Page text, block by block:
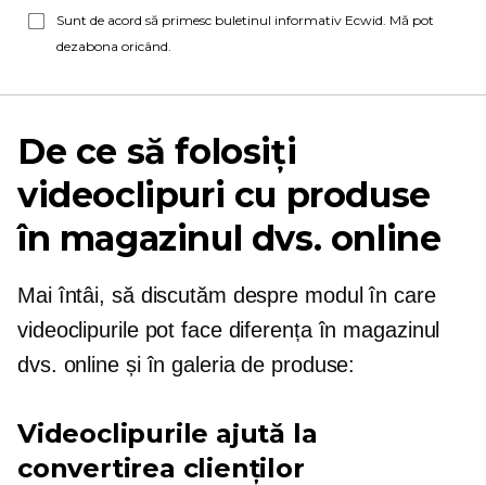
Sunt de acord să primesc buletinul informativ Ecwid. Mă pot
dezabona oricând.
De ce să folosiți
videoclipuri cu produse
în magazinul dvs. online
Mai întâi, să discutăm despre modul în care
videoclipurile pot face diferența în magazinul
dvs. online și în galeria de produse:
Videoclipurile ajută la
convertirea clienților